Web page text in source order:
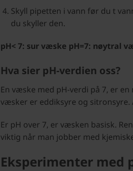
Skyll pipetten i vann før du t
du skyller den.
pH< 7: sur væske pH=7: nøytral
Hva sier pH-verdien oss?
En væske med pH-verdi på 7, er
væsker er eddiksyre og
Er pH over 7, er væsken basisk.
viktig når man jobber med
Eksperimenter med